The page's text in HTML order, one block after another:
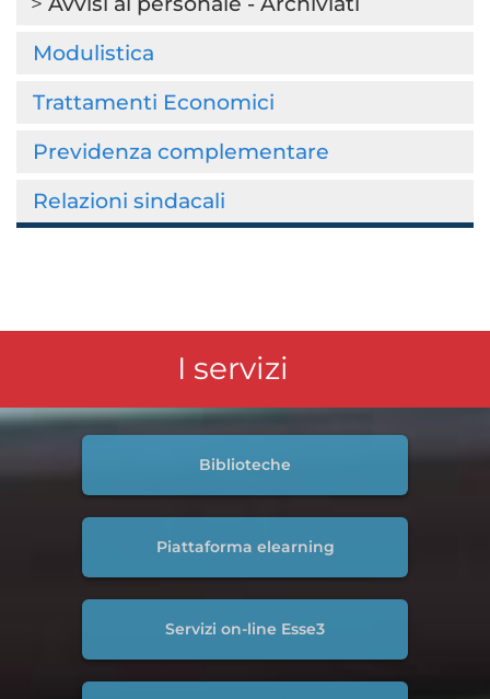
Modulistica
Trattamenti Economici
Previdenza complementare
Relazioni sindacali
I servizi
Biblioteche
Piattaforma elearning
Servizi on-line Esse3